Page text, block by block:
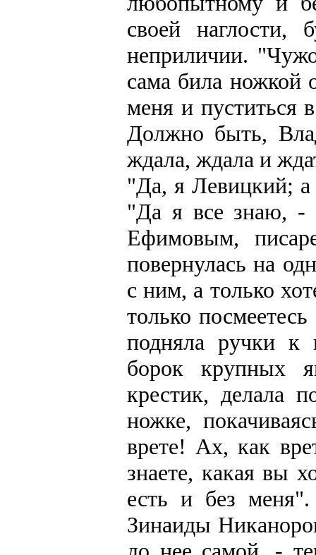
своей наглости,
неприличии.
сама била ножкой
меня и
Должно быть,
ждала, ждала и
"Да, я Левицкий;
"Да я все знаю, -
Ефимовым,
повернулась на
с ним, а только
только
подняла ручки к
борок крупных
крестик, делала
ножке,
врете! Ах, как
знаете, какая вы
есть и без
Зинаиды